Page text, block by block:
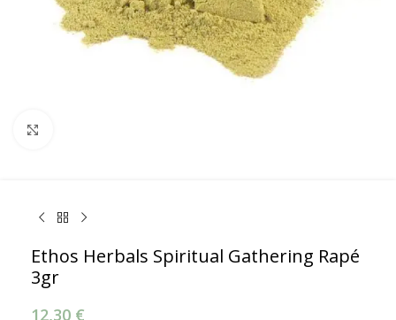
Ethos Herbals Spiritual Gathering Rapé
3gr
12,30 €